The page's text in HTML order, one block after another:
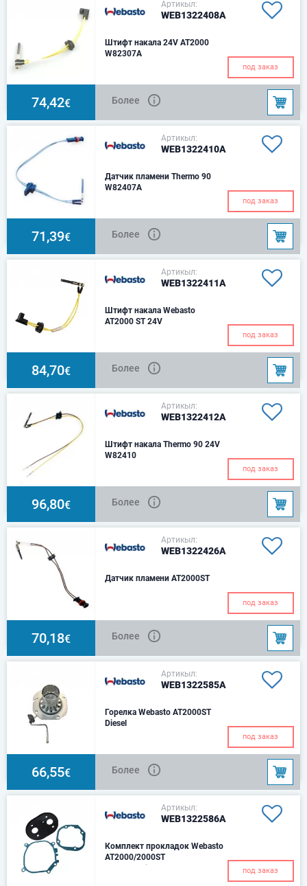
Артикыл:
WEB1322408A
Штифт накала 24V AT2000
W82307A
под заказ
74,42€ Более
Артикыл:
WEB1322410A
Датчик пламени Thermo 90
W82407A
под заказ
71,39€ Более
Артикыл:
WEB1322411A
Штифт накала Webasto
AT2000 ST 24V
под заказ
84,70€ Более
Артикыл:
WEB1322412A
Штифт накала Thermo 90 24V
W82410
под заказ
96,80€ Более
Артикыл:
WEB1322426A
Датчик пламени AT2000ST
под заказ
70,18€ Более
Артикыл:
WEB1322585A
Горелка Webasto AT2000ST
Diesel
под заказ
66,55€ Более
Артикыл:
WEB1322586A
Комплект прокладок Webasto
AT2000/2000ST
Webasto Air Top
под заказ